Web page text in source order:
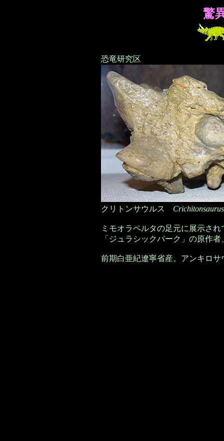
驚
恐竜研究区
クリトンサウルス
ミモオラペルタの足元に展示さ
「ジュラシックパーク」の原作
前期白亜紀遼寧省産。アンキロ